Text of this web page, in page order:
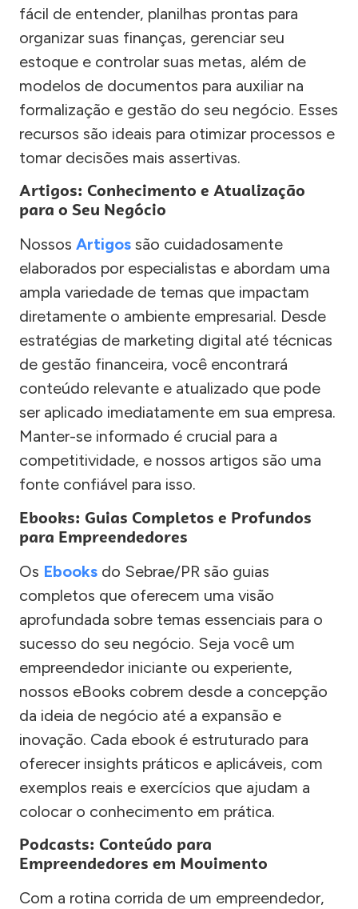
fácil de entender, planilhas prontas para
organizar suas finanças, gerenciar seu
estoque e controlar suas metas, além de
modelos de documentos para auxiliar na
formalização e gestão do seu negócio. Esses
recursos são ideais para otimizar processos e
tomar decisões mais assertivas.
Artigos: Conhecimento e Atualização
para o Seu Negócio
Nossos Artigos são cuidadosamente
elaborados por especialistas e abordam uma
ampla variedade de temas que impactam
diretamente o ambiente empresarial. Desde
estratégias de marketing digital até técnicas
de gestão financeira, você encontrará
conteúdo relevante e atualizado que pode
ser aplicado imediatamente em sua empresa.
Manter-se informado é crucial para a
competitividade, e nossos artigos são uma
fonte confiável para isso.
Ebooks: Guias Completos e Profundos
para Empreendedores
Os Ebooks do Sebrae/PR são guias
completos que oferecem uma visão
aprofundada sobre temas essenciais para o
sucesso do seu negócio. Seja você um
empreendedor iniciante ou experiente,
nossos eBooks cobrem desde a concepção
da ideia de negócio até a expansão e
inovação. Cada ebook é estruturado para
oferecer insights práticos e aplicáveis, com
exemplos reais e exercícios que ajudam a
colocar o conhecimento em prática.
Podcasts: Conteúdo para
Empreendedores em Movimento
Com a rotina corrida de um empreendedor,